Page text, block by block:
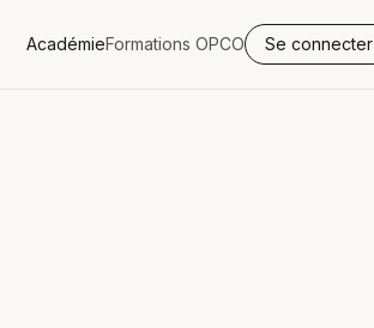
AcadémieFormations OPCO Se connecter